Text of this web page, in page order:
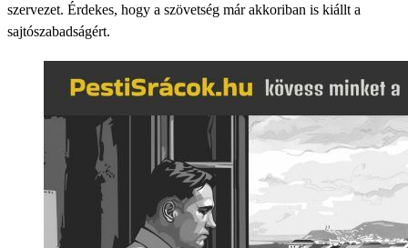
szervezet. Érdekes, hogy a szövetség már akkoriban is kiállt a
sajtószabadságért.